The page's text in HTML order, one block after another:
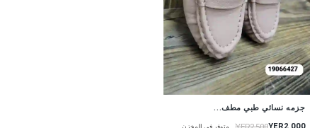
جزمه نسائي طبي مطف...
متوفر في المخزن